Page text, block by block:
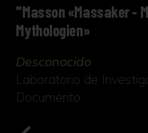
"Masson «Massaker -
Mythologien»
Desconocido
Laboratorio de
Documento